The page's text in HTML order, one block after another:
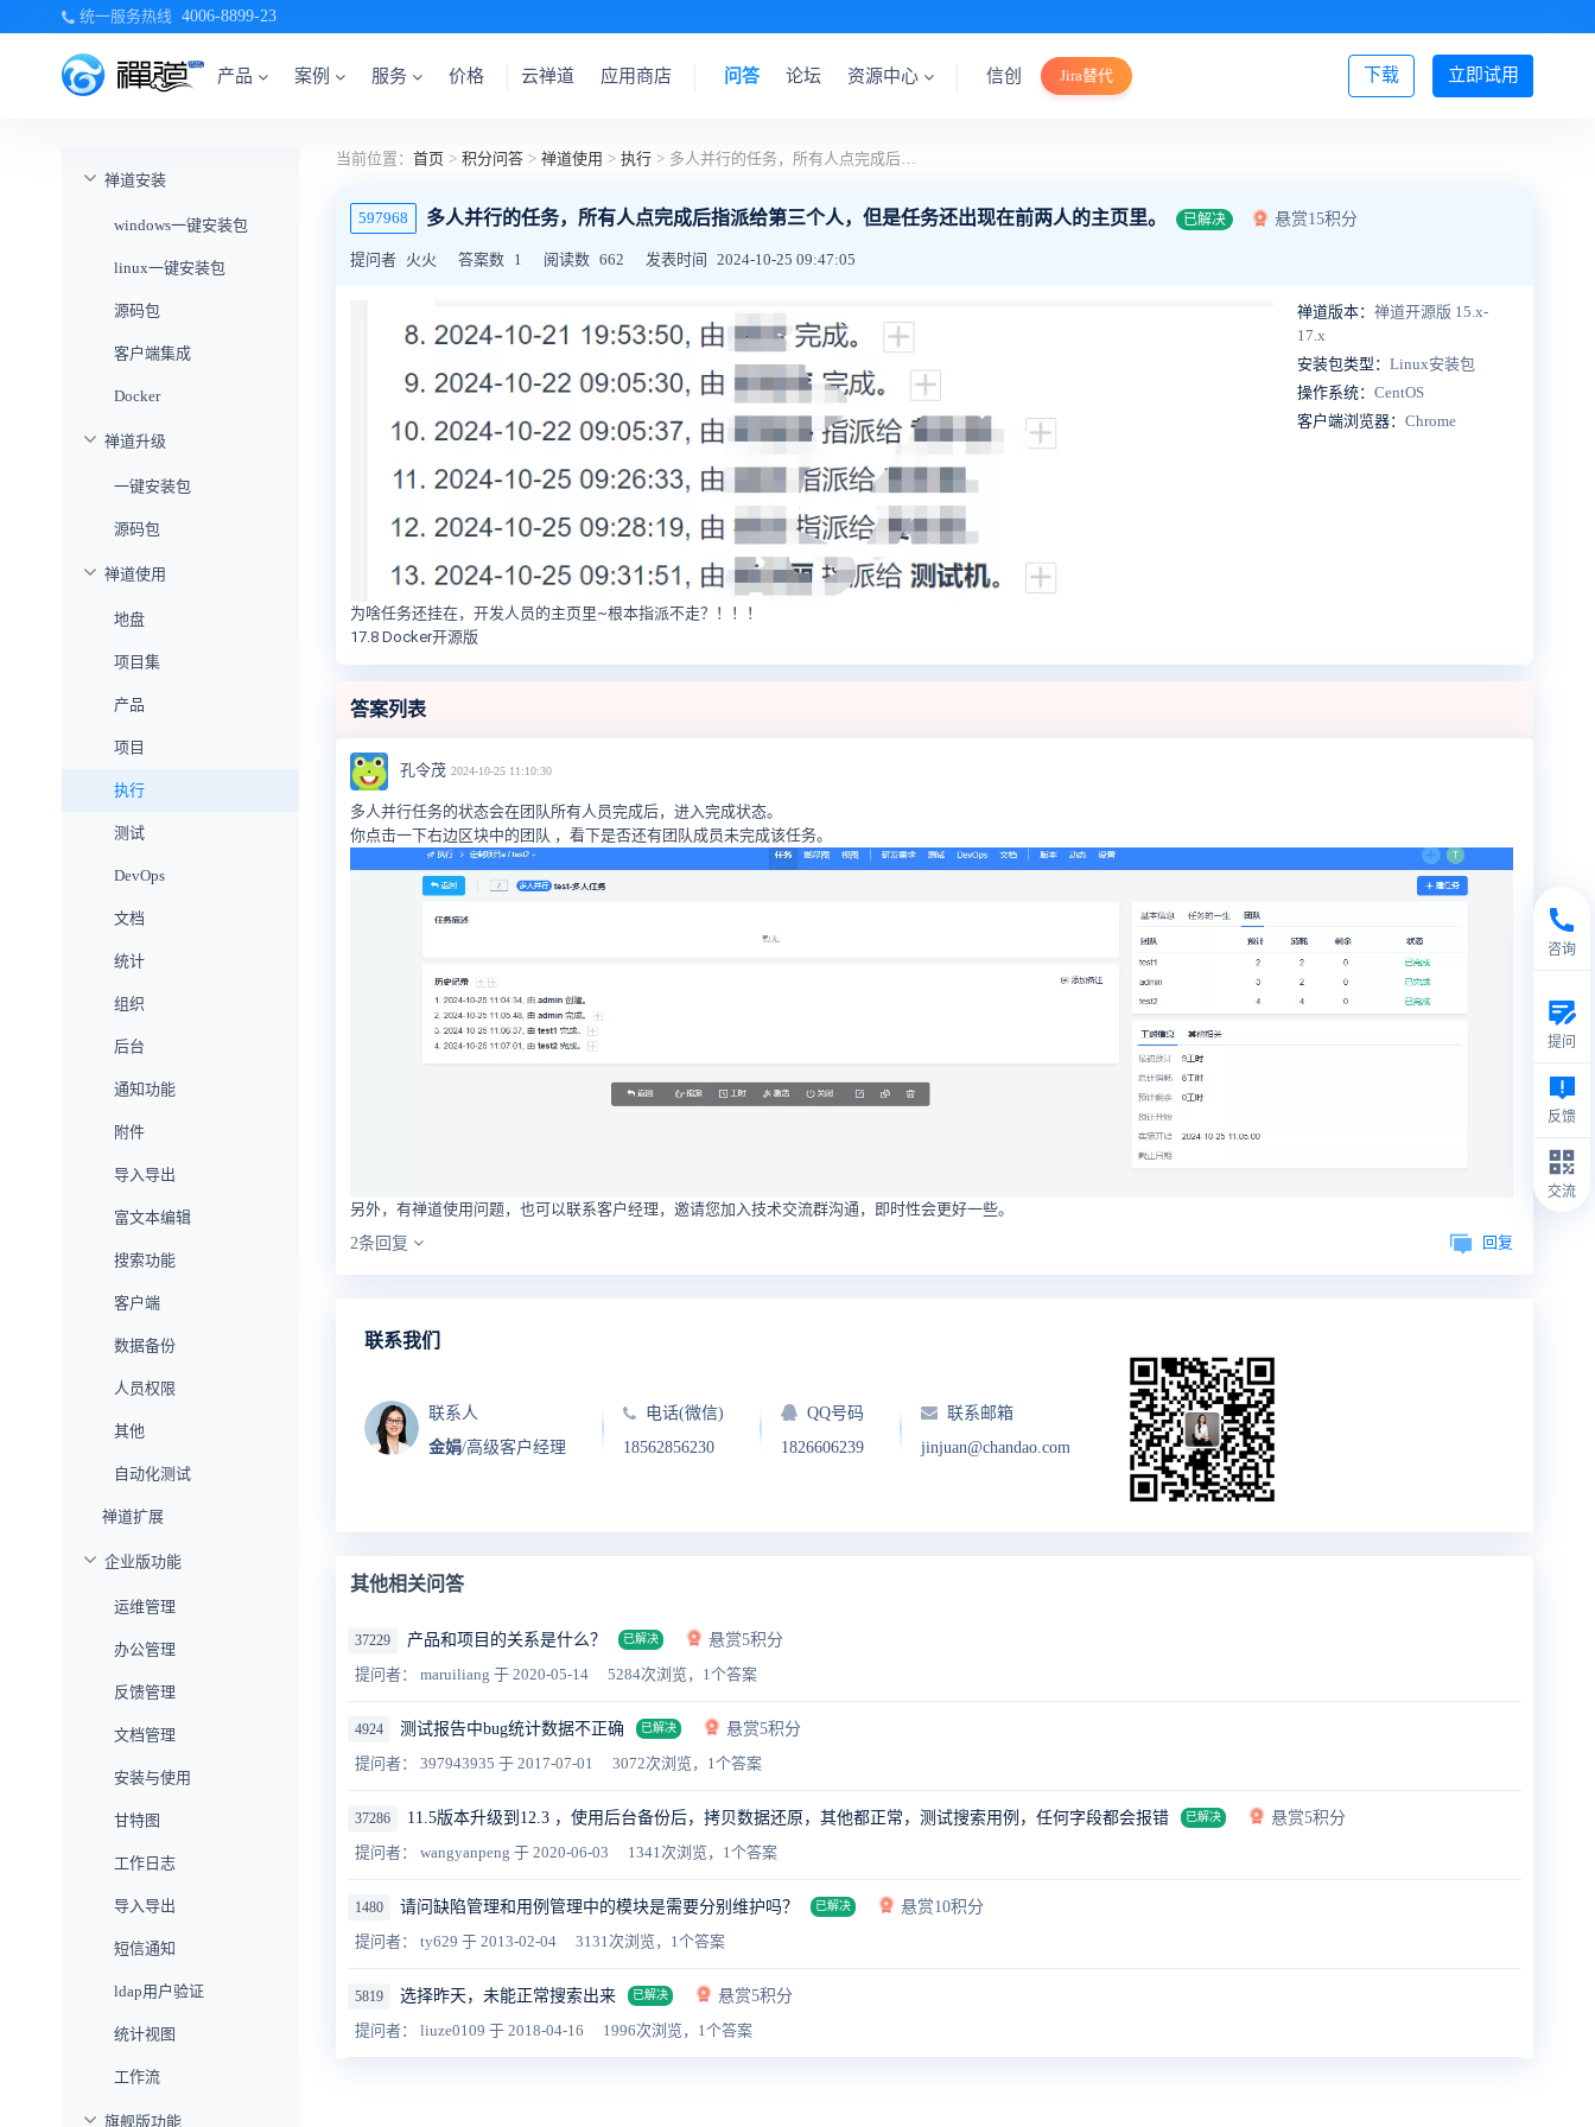
统一服务热线 4006-8899-23
产品 案例 服务 价格 立即试用
下载
云禅道 应用商店 问答 论坛 资源中心 信创 Jira替代 登录/注册
禅道安装
windows一键安装包
linux一键安装包
源码包
客户端集成
Docker
禅道升级
一键安装包
源码包
禅道使用
地盘
项目集
产品
项目
执行
测试
DevOps
文档
统计
组织
后台
通知功能
附件
导入导出
富文本编辑
搜索功能
客户端
数据备份
人员权限
其他
自动化测试
禅道扩展
企业版功能
运维管理
办公管理
反馈管理
文档管理
安装与使用
甘特图
工作日志
导入导出
短信通知
ldap用户验证
统计视图
工作流
旗舰版功能
当前位置： 首页 > 积分问答 > 禅道使用 > 执行 > 多人并行的任务，所有人点完成后指派给第三个人，但是任务还出现在前两人的主页里。
597968 多人并行的任务，所有人点完成后指派给第三个人，但是任务还出现在前两人的主页里。 已解决 悬赏15积分
提问者 火火 答案数 1 阅读数 662 发表时间 2024-10-25 09:47:05
为啥任务还挂在，开发人员的主页里~根本指派不走？！！！
17.8 Docker开源版
禅道版本： 禅道开源版 15.x-
17.x
安装包类型： Linux安装包
操作系统： CentOS
客户端浏览器： Chrome
答案列表
孔令茂 2024-10-25 11:10:30
多人并行任务的状态会在团队所有人员完成后，进入完成状态。
你点击一下右边区块中的团队 ，看下是否还有团队成员未完成该任务。
另外，有禅道使用问题，也可以联系客户经理，邀请您加入技术交流群沟通，即时性会更好一些。
2条回复
回复
联系我们
联系人
金娟/高级客户经理
电话(微信)
18562856230
QQ号码
1826606239
联系邮箱
jinjuan@chandao.com
其他相关问答
37229 产品和项目的关系是什么？ 已解决
悬赏5积分
提问者： maruiliang 于 2020-05-14 5284次浏览，1个答案
4924 测试报告中bug统计数据不正确 已解决
悬赏5积分
提问者： 397943935 于 2017-07-01 3072次浏览，1个答案
37286 11.5版本升级到12.3 ，使用后台备份后，拷贝数据还原，其他都正常，测试搜索用例，任何字段都会报错 已解决
悬赏5积分
提问者： wangyanpeng 于 2020-06-03 1341次浏览，1个答案
1480 请问缺陷管理和用例管理中的模块是需要分别维护吗？ 已解决
悬赏10积分
提问者： ty629 于 2013-02-04 3131次浏览，1个答案
5819 选择昨天，未能正常搜索出来 已解决
悬赏5积分
提问者： liuze0109 于 2018-04-16 1996次浏览，1个答案
咨询
提问
反馈
交流